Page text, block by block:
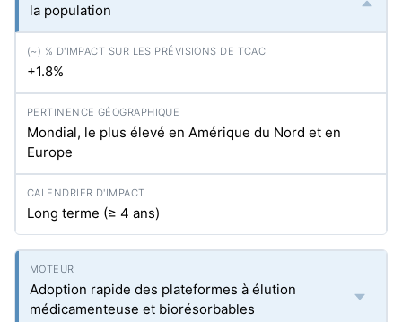
la population
+1.8%
Mondial, le plus élevé en Amérique du Nord et en
Europe
Long terme (≥ 4 ans)
Adoption rapide des plateformes à élution
médicamenteuse et biorésorbables